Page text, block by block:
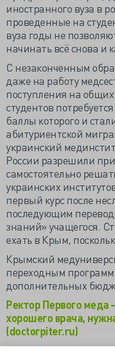
иностранного вуза в
проведенные на
вуза годы не
начинать всё снова и
С незаконченным
даже на работу
поступления на
студентов
баллы которого и
абитуриентской
украинский
России разрешили
самостоятельно
украинских
первый курс после
последующим
знаний» учащегося.
ехать в Крым,
Крымский
переходным
дополнительных
Ректор Первого
хорошего врача,
(doctorpiter.ru)
Россияне оставили